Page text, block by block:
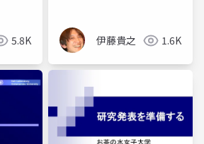
5.8K 伊藤貴之 1.6K